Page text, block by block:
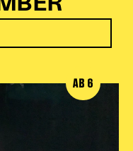
AB 6